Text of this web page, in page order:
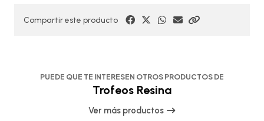
Compartir este producto
PUEDE QUE TE INTERESEN OTROS PRODUCTOS DE
Trofeos Resina
Ver más productos